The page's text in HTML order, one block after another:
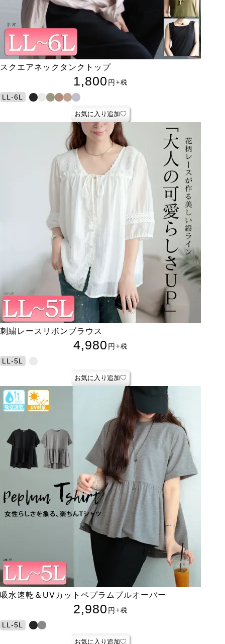
スクエアネックタンクトップ
1,800 円 +税
LL-6L
お気に入り追加
刺繍レースリボンブラウス
4,980 円 +税
LL-5L
お気に入り追加
吸水速乾＆UVカットペプラムプルオーバー
2,980 円 +税
LL-5L
お気に入り追加